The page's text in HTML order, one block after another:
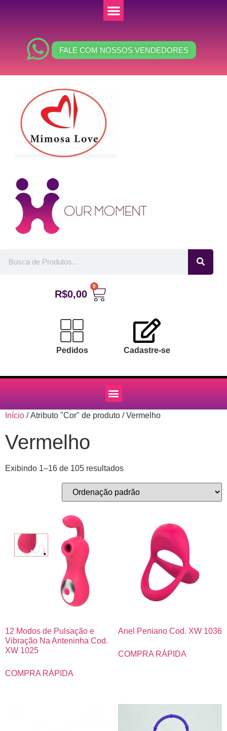
FALE COM NOSSOS VENDEDORES
R$0,00
0
Pedidos Cadastre-se
Início / Atributo "Cor" de produto / Vermelho
Vermelho
Exibindo 1–16 de 105 resultados
12 Modos de Pulsação e
Vibração Na Anteninha Cod.
XW 1025
COMPRA RÁPIDA
Anel Peniano Cod. XW 1036
COMPRA RÁPIDA